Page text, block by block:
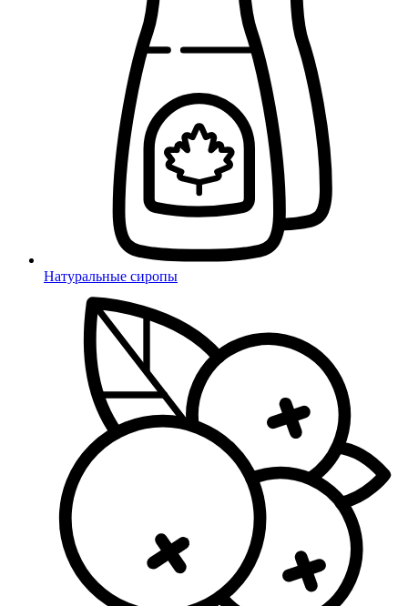
Натуральные сиропы